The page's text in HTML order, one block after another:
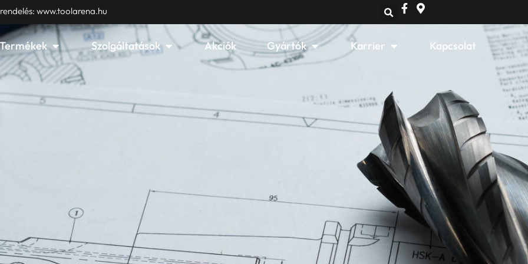
www.toolarena.hu
Termékek Open TermékekSzolgáltatások Open Szolgáltatások
Akciók Gyártók Open GyártókKarrier Open KarrierKapcsolat